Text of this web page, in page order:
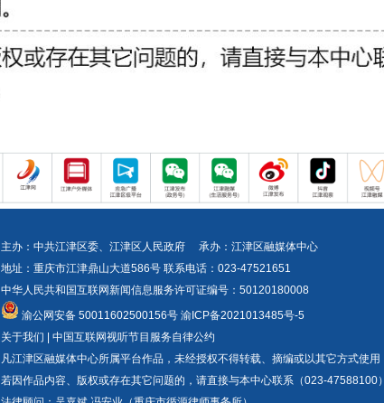
主办：中共江津区委、江津区人民政府 承办：江津区融媒体中心
地址：重庆市江津鼎山大道586号 联系电话：023-47521651
中华人民共和国互联网新闻信息服务许可证编号：50120180008
渝公网安备 50011602500156号 渝ICP备2021013485号-5
关于我们 | 中国互联网视听节目服务自律公约
凡江津区融媒体中心所属平台作品，未经授权不得转载、摘编或以其它方式使用
若因作品内容、版权或存在其它问题的，请直接与本中心联系（023-47588100）